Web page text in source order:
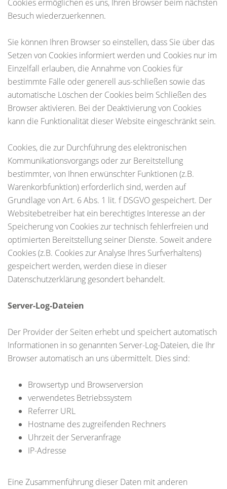
Cookies ermöglichen es uns, Ihren Browser beim nächsten
Besuch wiederzuerkennen.
Sie können Ihren Browser so einstellen, dass Sie über das
Setzen von Cookies informiert werden und Cookies nur im
Einzelfall erlauben, die Annahme von Cookies für
bestimmte Fälle oder generell aus-schließen sowie das
automatische Löschen der Cookies beim Schließen des
Browser aktivieren. Bei der Deaktivierung von Cookies
kann die Funktionalität dieser Website eingeschränkt sein.
Cookies, die zur Durchführung des elektronischen
Kommunikationsvorgangs oder zur Bereitstellung
bestimmter, von Ihnen erwünschter Funktionen (z.B.
Warenkorbfunktion) erforderlich sind, werden auf
Grundlage von Art. 6 Abs. 1 lit. f DSGVO gespeichert. Der
Websitebetreiber hat ein berechtigtes Interesse an der
Speicherung von Cookies zur technisch fehlerfreien und
optimierten Bereitstellung seiner Dienste. Soweit andere
Cookies (z.B. Cookies zur Analyse Ihres Surfverhaltens)
gespeichert werden, werden diese in dieser
Datenschutzerklärung gesondert behandelt.
Server-Log-Dateien
Der Provider der Seiten erhebt und speichert automatisch
Informationen in so genannten Server-Log-Dateien, die Ihr
Browser automatisch an uns übermittelt. Dies sind:
Browsertyp und Browserversion
verwendetes Betriebssystem
Referrer URL
Hostname des zugreifenden Rechners
Uhrzeit der Serveranfrage
IP-Adresse
Eine Zusammenführung dieser Daten mit anderen